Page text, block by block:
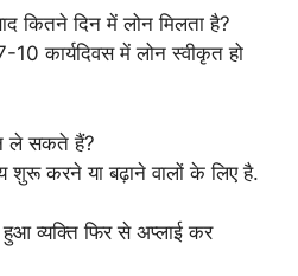
कितने दिन में लोन मिलता है?
10 कार्यदिवस में लोन स्वीकृत हो
ले सकते हैं?
शुरू करने या बढ़ाने वालों के लिए है.
व्यक्ति फिर से अप्लाई कर